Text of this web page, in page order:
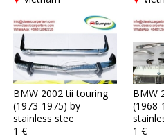
BMW 2002 tii touring
(1973-1975) by
stainless stee
1 €
BMW
1 €